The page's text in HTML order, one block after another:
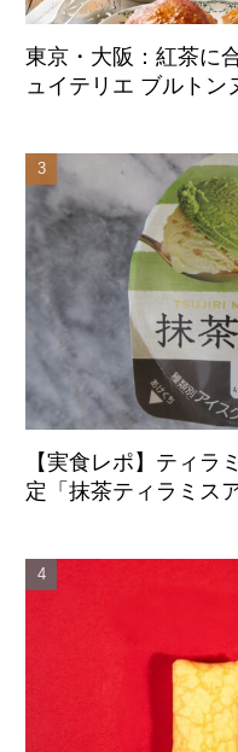
東京・大阪：紅茶に
ュイテリエ ブルトン
【実食レポ】ティ
定「抹茶ティラミス